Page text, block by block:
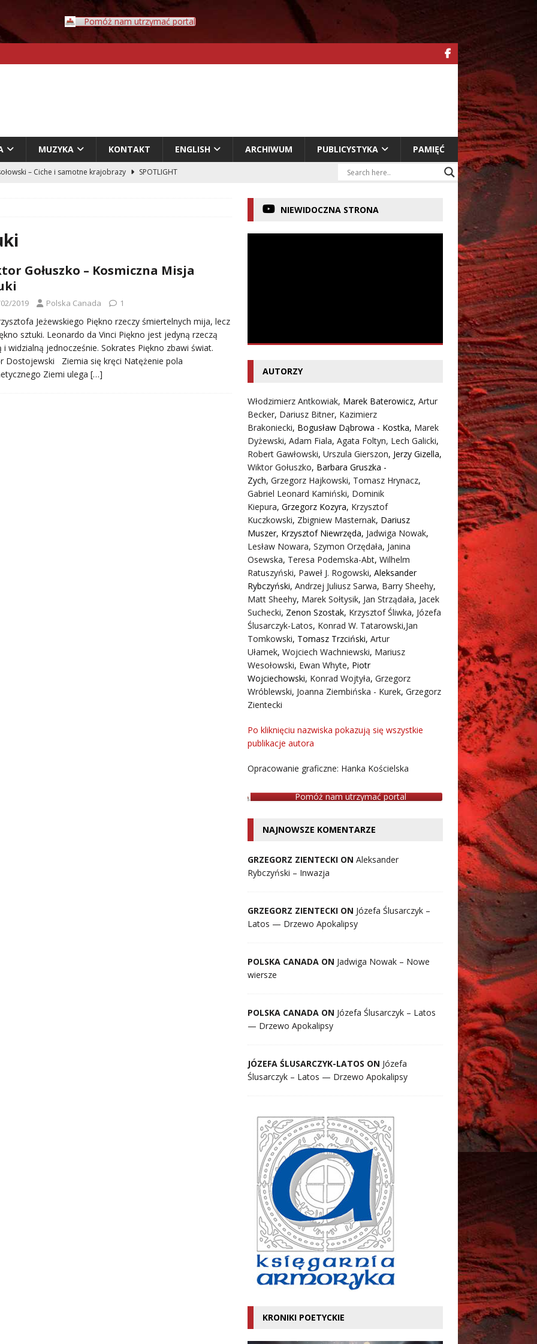
Pomóż nam utrzymać portal
MUZYKA KONTAKT ENGLISH ARCHIWUM PUBLICYSTYKA PAMIĘĆ
– Ciche i samotne krajobrazy
SPOTLIGHT
– Przyklejeni odklejeni.
– Człowiek w świecie rozpadających się znaczeń
– Dziennik – Wyspy Kanaryjskie FELIETON
Gołuszko – Kosmiczna Misja
2019 Polska Canada 1
Jeżewskiego Piękno rzeczy śmiertelnych mija, lecz
sztuki. Leonardo da Vinci Piękno jest jedyną rzeczą
i widzialną jednocześnie. Sokrates Piękno zbawi świat.
Dostojewski Ziemia się kręci Natężenie pola
Ziemi ulega […]
NIEWIDOCZNA STRONA
AUTORZY
Włodzimierz Antkowiak, Marek Baterowicz, Artur
Becker, Dariusz Bitner, Kazimierz
Brakoniecki, Bogusław Dąbrowa - Kostka, Marek
Dyżewski, Adam Fiala, Agata Foltyn, Lech Galicki,
Robert Gawłowski, Urszula Gierszon, Jerzy Gizella,
Wiktor Gołuszko, Barbara Gruszka -
Zych, Grzegorz Hajkowski, Tomasz Hrynacz,
Gabriel Leonard Kamiński, Dominik
Kiepura, Grzegorz Kozyra, Krzysztof
Kuczkowski, Zbigniew Masternak, Dariusz
Muszer, Krzysztof Niewrzęda, Jadwiga Nowak,
Lesław Nowara, Szymon Orzędała, Janina
Osewska, Teresa Podemska-Abt, Wilhelm
Ratuszyński, Paweł J. Rogowski, Aleksander
Rybczyński, Andrzej Juliusz Sarwa, Barry Sheehy,
Matt Sheehy, Marek Sołtysik, Jan Strządała, Jacek
Suchecki, Zenon Szostak, Krzysztof Śliwka, Józefa
Ślusarczyk-Latos, Konrad W. Tatarowski,Jan
Tomkowski, Tomasz Trzciński, Artur
Ułamek, Wojciech Wachniewski, Mariusz
Wesołowski, Ewan Whyte, Piotr
Wojciechowski, Konrad Wojtyła, Grzegorz
Wróblewski, Joanna Ziembińska - Kurek, Grzegorz
Zientecki
Po kliknięciu nazwiska pokazują się wszystkie
publikacje autora
Opracowanie graficzne: Hanka Kościelska
Pomóż nam utrzymać portal
NAJNOWSZE KOMENTARZE
GRZEGORZ ZIENTECKI ON Aleksander
Rybczyński – Inwazja
GRZEGORZ ZIENTECKI ON Józefa Ślusarczyk –
Latos — Drzewo Apokalipsy
POLSKA CANADA ON Jadwiga Nowak – Nowe
wiersze
POLSKA CANADA ON Józefa Ślusarczyk – Latos
— Drzewo Apokalipsy
JÓZEFA ŚLUSARCZYK-LATOS ON Józefa
Ślusarczyk – Latos — Drzewo Apokalipsy
KRONIKI POETYCKIE